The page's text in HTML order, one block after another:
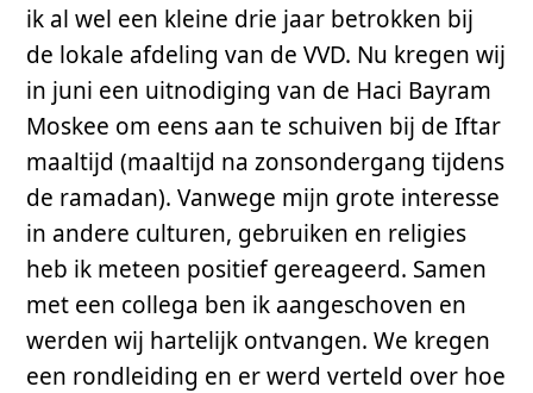
ik al wel een kleine drie jaar betrokken bij
de lokale afdeling van de VVD. Nu kregen wij
in juni een uitnodiging van de Haci Bayram
Moskee om eens aan te schuiven bij de Iftar
maaltijd (maaltijd na zonsondergang tijdens
de ramadan). Vanwege mijn grote interesse
in andere culturen, gebruiken en religies
heb ik meteen positief gereageerd. Samen
met een collega ben ik aangeschoven en
werden wij hartelijk ontvangen. We kregen
een rondleiding en er werd verteld over hoe